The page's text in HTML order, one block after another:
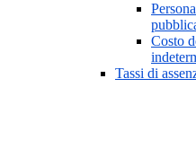
Costo
Tassi di